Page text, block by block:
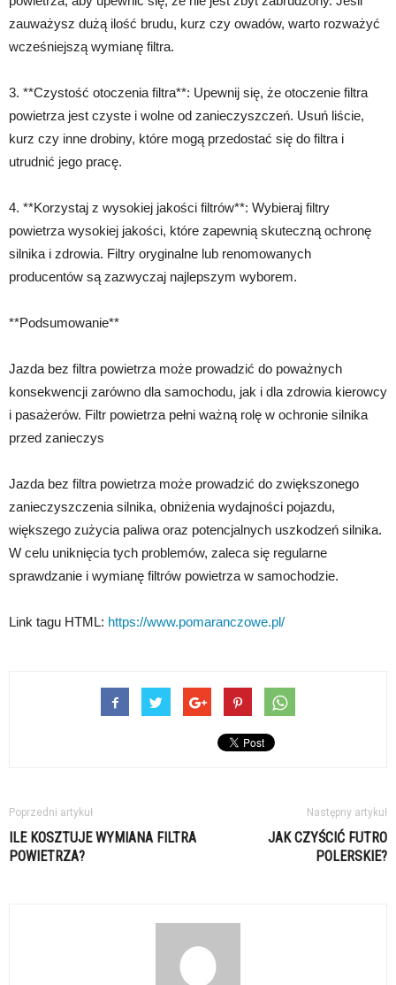
zauważysz dużą ilość brudu, kurz czy owadów, warto rozważyć
wcześniejszą wymianę filtra.
3. **Czystość otoczenia filtra**: Upewnij się, że otoczenie filtra
powietrza jest czyste i wolne od zanieczyszczeń. Usuń liście,
kurz czy inne drobiny, które mogą przedostać się do filtra i
utrudnić jego pracę.
4. **Korzystaj z wysokiej jakości filtrów**: Wybieraj filtry
powietrza wysokiej jakości, które zapewnią skuteczną ochronę
silnika i zdrowia. Filtry oryginalne lub renomowanych
producentów są zazwyczaj najlepszym wyborem.
**Podsumowanie**
Jazda bez filtra powietrza może prowadzić do poważnych
konsekwencji zarówno dla samochodu, jak i dla zdrowia kierowcy
i pasażerów. Filtr powietrza pełni ważną rolę w ochronie silnika
przed zanieczys
Jazda bez filtra powietrza może prowadzić do zwiększonego
zanieczyszczenia silnika, obniżenia wydajności pojazdu,
większego zużycia paliwa oraz potencjalnych uszkodzeń silnika.
W celu uniknięcia tych problemów, zaleca się regularne
sprawdzanie i wymianę filtrów powietrza w samochodzie.
Link tagu HTML: https://www.pomaranczowe.pl/
Poprzedni artykuł
ILE KOSZTUJE WYMIANA FILTRA
POWIETRZA?
Następny artykuł
JAK CZYŚCIĆ FUTRO
POLERSKIE?